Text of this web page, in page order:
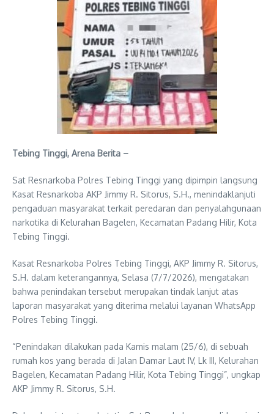
Tebing Tinggi, Arena Berita –
Sat Resnarkoba Polres Tebing Tinggi yang dipimpin langsung
Kasat Resnarkoba AKP Jimmy R. Sitorus, S.H., menindaklanjuti
pengaduan masyarakat terkait peredaran dan penyalahgunaan
narkotika di Kelurahan Bagelen, Kecamatan Padang Hilir, Kota
Tebing Tinggi.
Kasat Resnarkoba Polres Tebing Tinggi, AKP Jimmy R. Sitorus,
S.H. dalam keterangannya, Selasa (7/7/2026), mengatakan
bahwa penindakan tersebut merupakan tindak lanjut atas
laporan masyarakat yang diterima melalui layanan WhatsApp
Polres Tebing Tinggi.
“Penindakan dilakukan pada Kamis malam (25/6), di sebuah
rumah kos yang berada di Jalan Damar Laut IV, Lk III, Kelurahan
Bagelen, Kecamatan Padang Hilir, Kota Tebing Tinggi”, ungkap
AKP Jimmy R. Sitorus, S.H.